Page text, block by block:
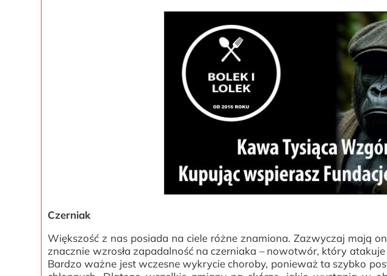
Czerniak
Większość z nas posiada na ciele różne znamiona. Zazwyczaj mają
znacznie wzrosła zapadalność na czerniaka – nowotwór, który
Bardzo ważne jest wczesne wykrycie choroby, ponieważ ta szybko